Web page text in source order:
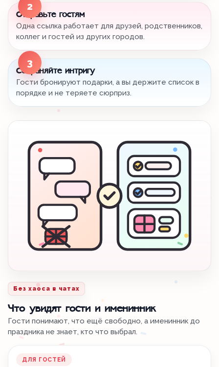
2
Отправьте гостям
Одна ссылка работает для друзей, родственников,
коллег и гостей из других городов.
3
Сохраняйте интригу
Гости бронируют подарки, а вы держите список в
порядке и не теряете сюрприз.
Без хаоса в чатах
Что увидят гости и именинник
Гости понимают, что ещё свободно, а именинник до
праздника не знает, кто что выбрал.
ДЛЯ ГОСТЕЙ